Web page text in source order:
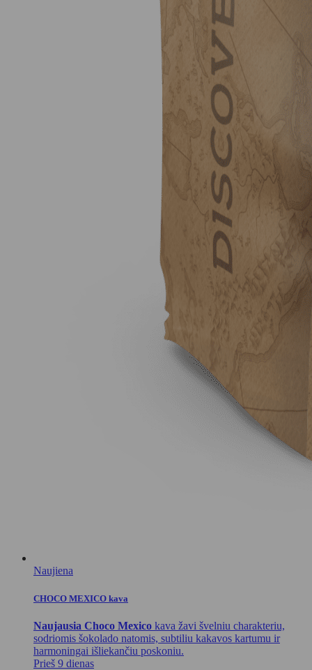
Naujiena
CHOCO MEXICO kava
Naujausia Choco Mexico kava žavi švelniu charakteriu,
sodriomis šokolado natomis, subtiliu kakavos kartumu ir
harmoningai išliekančiu poskoniu.
Prieš 9 dienas